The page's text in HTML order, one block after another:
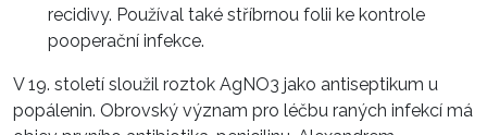
recidivy. Používal také stříbrnou folii ke kontrole
pooperační infekce.
V 19. století sloužil roztok AgNO3 jako antiseptikum u
popálenin. Obrovský význam pro léčbu raných infekcí má